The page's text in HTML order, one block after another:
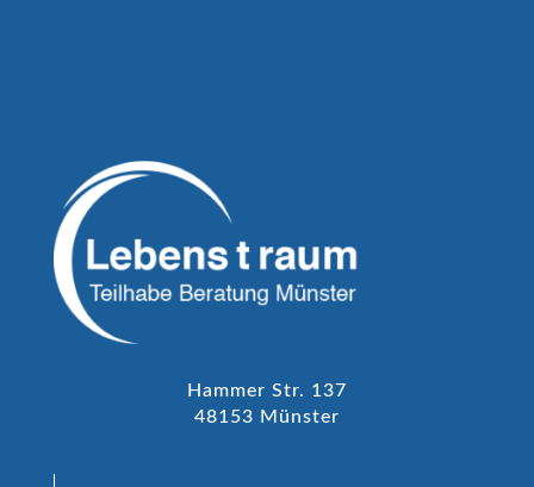
Hammer Str. 137
48153 Münster